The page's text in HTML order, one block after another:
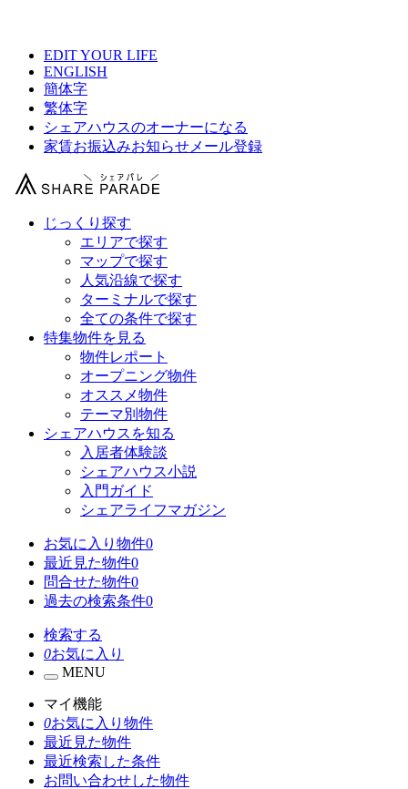
EDIT YOUR LIFE
ENGLISH
簡体字
繁体字
シェアハウスのオーナーになる
家賃お振込みお知らせメール登録
じっくり探す
エリアで探す
マップで探す
人気沿線で探す
ターミナルで探す
全ての条件で探す
特集物件を見る
物件レポート
オープニング物件
オススメ物件
テーマ別物件
シェアハウスを知る
入居者体験談
シェアハウス小説
入門ガイド
シェアライフマガジン
お気に入り物件0
最近見た物件0
問合せた物件0
過去の検索条件0
検索する
0お気に入り
MENU
マイ機能
0お気に入り物件
最近見た物件
最近検索した条件
お問い合わせした物件